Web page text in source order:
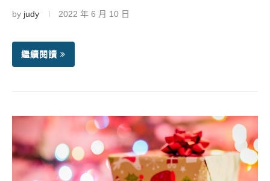
by judy 2022 年 6 月 10 日
繼續閱讀